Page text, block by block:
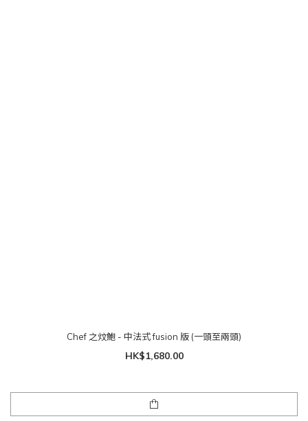
Chef 之炆鮑 - 中法式 fusion 版 (一頭至兩頭)
HK$1,680.00